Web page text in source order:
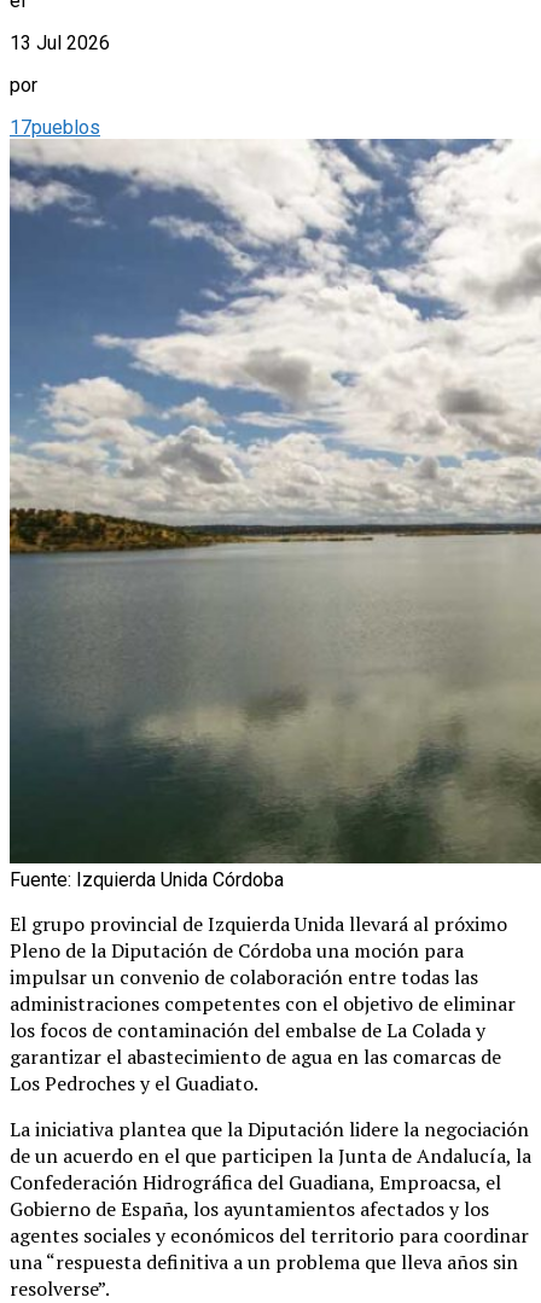
13 Jul 2026
por
17pueblos
Fuente: Izquierda Unida Córdoba
El grupo provincial de Izquierda Unida llevará al próximo
Pleno de la Diputación de Córdoba una moción para
impulsar un convenio de colaboración entre todas las
administraciones competentes con el objetivo de eliminar
los focos de contaminación del embalse de La Colada y
garantizar el abastecimiento de agua en las comarcas de
Los Pedroches y el Guadiato.
La iniciativa plantea que la Diputación lidere la negociación
de un acuerdo en el que participen la Junta de Andalucía, la
Confederación Hidrográfica del Guadiana, Emproacsa, el
Gobierno de España, los ayuntamientos afectados y los
agentes sociales y económicos del territorio para coordinar
una “respuesta definitiva a un problema que lleva años sin
resolverse”.